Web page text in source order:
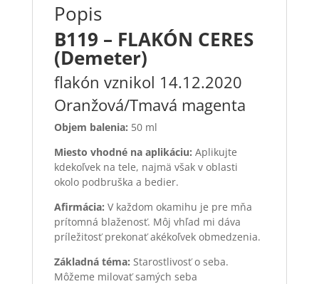
Popis
B119 – FLAKÓN CERES
(Demeter)
flakón vznikol 14.12.2020
Oranžová/Tmavá magenta
Objem balenia: 50 ml
Miesto vhodné na aplikáciu: Aplikujte
kdekoľvek na tele, najmä však v oblasti
okolo podbruška a bedier.
Afirmácia: V každom okamihu je pre mňa
prítomná blaženosť. Môj vhľad mi dáva
príležitosť prekonať akékoľvek obmedzenia.
Základná téma: Starostlivosť o seba.
Môžeme milovať samých seba